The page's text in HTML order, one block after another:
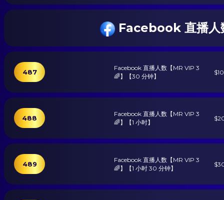
Facebook 直播人
487
Facebook 直播人数【MR VIP 3
🌈】【30 分钟】
488
Facebook 直播人数【MR VIP 3
🌈】【1 小时】
489
Facebook 直播人数【MR VIP 3
🌈】【1 小时 30 分钟】